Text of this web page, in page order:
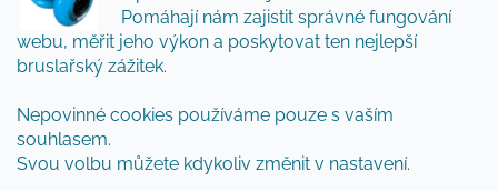
Pomáhají nám zajistit správné fungování
webu, měřit jeho výkon a poskytovat ten nejlepší
bruslařský zážitek.
Nepovinné cookies používáme pouze s vaším
souhlasem.
Svou volbu můžete kdykoliv změnit v nastavení.
novinky a tipy.
E-mail
Vložením e-mailu souhlasíte spodmínkami
ochrany osobních údajů